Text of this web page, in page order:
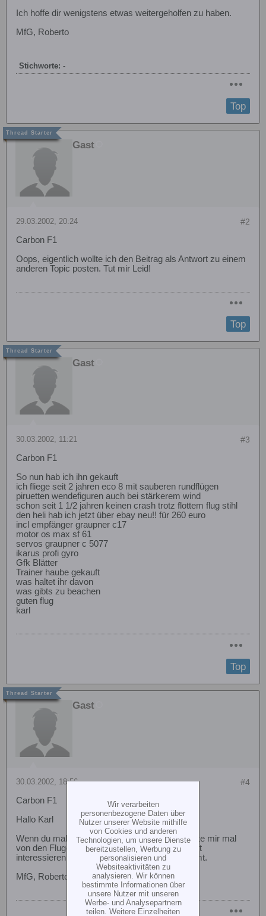
Ich hoffe dir wenigstens etwas weitergeholfen zu haben.
MfG, Roberto
Stichworte: -
Top
Gast
#2
29.03.2002, 20:24
Carbon F1
Oops, eigentlich wollte ich den Beitrag als Antwort zu einem
anderen Topic posten. Tut mir Leid!
Top
Gast
#3
30.03.2002, 11:21
Carbon F1
So nun hab ich ihn gekauft
ich fliege seit 2 jahren eco 8 mit sauberen rundflügen
piruetten wendefiguren auch bei stärkerem wind
schon seit 1 1/2 jahren keinen crash trotz flottem flug stihl
den heli hab ich jetzt über ebay neu!! für 260 euro
incl empfänger graupner c17
motor os max sf 61
servos graupner c 5077
ikarus profi gyro
Gfk Blätter
Trainer haube gekauft
was haltet ihr davon
was gibts zu beachen
guten flug
karl
Top
Gast
#4
30.03.2002, 18:56
Carbon F1
Hallo Karl
Wenn du mal mit dem Heli geflogen bist, berichte mir mal
von den Flugeigenschaften. Es würde mich echt
interessieren was man für 260 Euro so bekommt.
MfG, Roberto
Wir verarbeiten
personenbezogene Daten über
Nutzer unserer Website mithilfe
von Cookies und anderen
Technologien, um unsere Dienste
bereitzustellen, Werbung zu
personalisieren und
Websiteaktivitäten zu
analysieren. Wir können
bestimmte Informationen über
unsere Nutzer mit unseren
Werbe- und Analysepartnern
teilen. Weitere Einzelheiten